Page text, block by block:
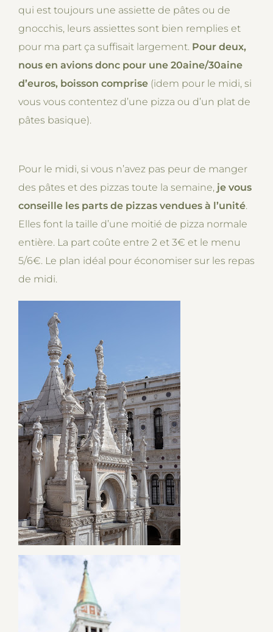
qui est toujours une assiette de pâtes ou de
gnocchis, leurs assiettes sont bien remplies et
pour ma part ça suffisait largement. Pour deux,
nous en avions donc pour une 20aine/30aine
d’euros, boisson comprise (idem pour le midi, si
vous vous contentez d’une pizza ou d’un plat de
pâtes basique).
Pour le midi, si vous n’avez pas peur de manger
des pâtes et des pizzas toute la semaine, je vous
conseille les parts de pizzas vendues à l’unité.
Elles font la taille d’une moitié de pizza normale
entière. La part coûte entre 2 et 3€ et le menu
5/6€. Le plan idéal pour économiser sur les repas
de midi.